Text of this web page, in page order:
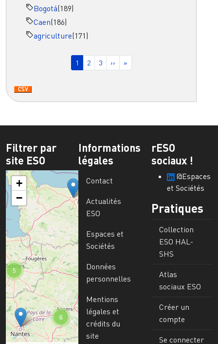
Bogotá(189)
Caen(186)
agriculture(171)
Page courante
1 Page
2 Page
3 Page suivante
›› Dernière page
»
Filtrer par
site ESO
6
5
+
−
Informations
légales
Contact
Actualités
ESO
Espaces et
Sociétés
Données
personnelles
Mentions
légales et
crédits du
site
rESO
sociaux !
@Espaces
et Sociétés
Pratiques
Collection
ESO HAL-
SHS
Atlas
sociaux ESO
Créer un
compte
Se connecter